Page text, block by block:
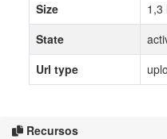
Recursos
Size
1,3
State
Url type